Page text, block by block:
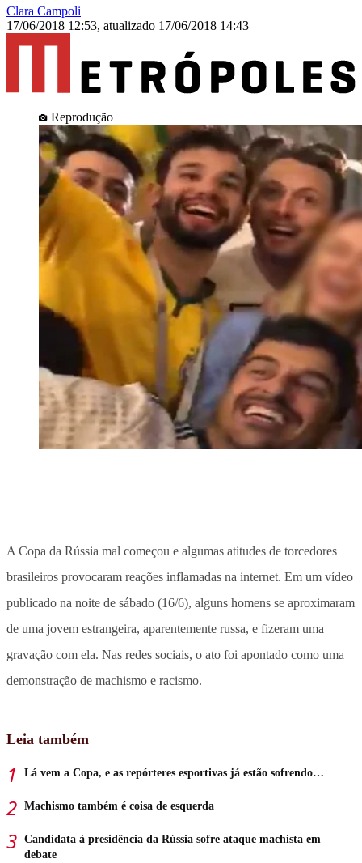
Clara Campoli
17/06/2018 12:53, atualizado 17/06/2018 14:43
Reprodução
A Copa da Rússia mal começou e algumas atitudes de torcedores
brasileiros provocaram reações inflamadas na internet. Em um vídeo
publicado na noite de sábado (16/6), alguns homens se aproximaram
de uma jovem estrangeira, aparentemente russa, e fizeram uma
gravação com ela. Nas redes sociais, o ato foi apontado como uma
demonstração de machismo e racismo.
Leia também
Lá vem a Copa, e as repórteres esportivas já estão sofrendo…
Machismo também é coisa de esquerda
Candidata à presidência da Rússia sofre ataque machista em
debate